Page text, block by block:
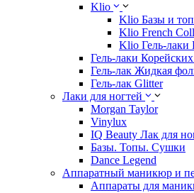
Klio
Klio Базы и
Klio French
Klio Гель-лаки
Гель-лаки
Гель-лак Жидкая
Гель-лак Glitter
Лаки для ногтей
Morgan Taylor
Vinylux
IQ Beauty Лак для
Базы. Топы. Сушки
Dance Legend
Аппаратный маникюр и
Аппараты для